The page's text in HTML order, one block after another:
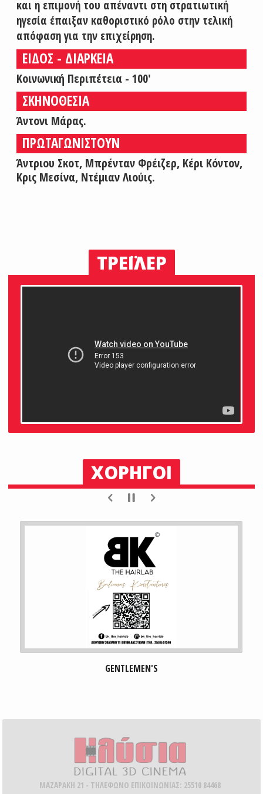
και η επιμονή του απέναντι στη στρατιωτική
ηγεσία έπαιξαν καθοριστικό ρόλο στην τελική
απόφαση για την επιχείρηση.
ΕΙΔΟΣ - ΔΙΑΡΚΕΙΑ
Κοινωνική Περιπέτεια - 100'
ΣΚΗΝΟΘΕΣΙΑ
Άντονι Μάρας.
ΠΡΩΤΑΓΩΝΙΣΤΟΥΝ
Άντριου Σκοτ, Μπρένταν Φρέιζερ, Κέρι Κόντον,
Κρις Μεσίνα, Ντέμιαν Λιούις.
ΤΡΕΪΛΕΡ
ΧΟΡΗΓΟΙ
GENTLEMEN'S
ΜΑΖΑΡΑΚΗ 21 - ΤΗΛΕΦΩΝΟ ΕΠΙΚΟΙΝΩΝΙΑΣ: 25510 84468